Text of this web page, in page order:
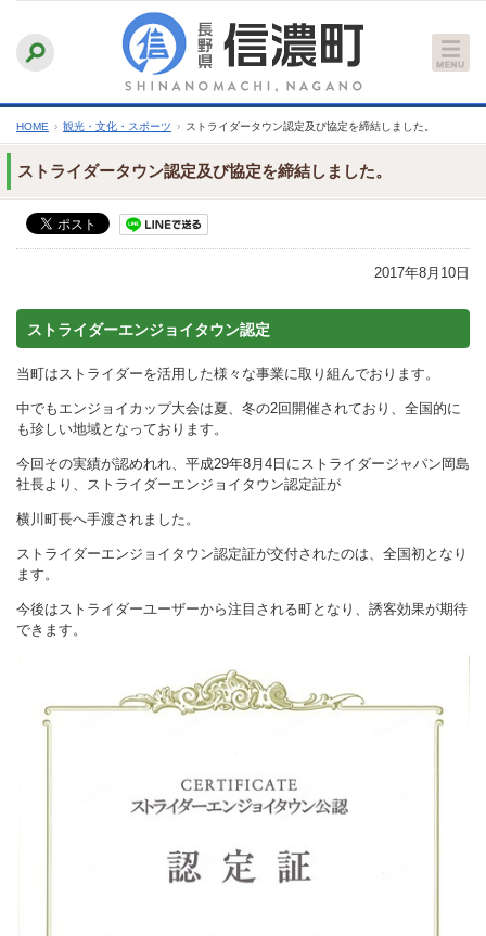
文
へ
ふりがなをつける
文字サイズ
縮小 標準 拡大
HOME › 観光・文化・スポーツ › ストライダータウン認定及び協定を締結しました。
ストライダータウン認定及び協定を締結しました。
2017年8月10日
ストライダーエンジョイタウン認定
当町はストライダーを活用した様々な事業に取り組んでおります。
中でもエンジョイカップ大会は夏、冬の2回開催されており、全国的に
も珍しい地域となっております。
今回その実績が認めれれ、平成29年8月4日にストライダージャパン岡島
社長より、ストライダーエンジョイタウン認定証が
横川町長へ手渡されました。
ストライダーエンジョイタウン認定証が交付されたのは、全国初となり
ます。
今後はストライダーユーザーから注目される町となり、誘客効果が期待
できます。